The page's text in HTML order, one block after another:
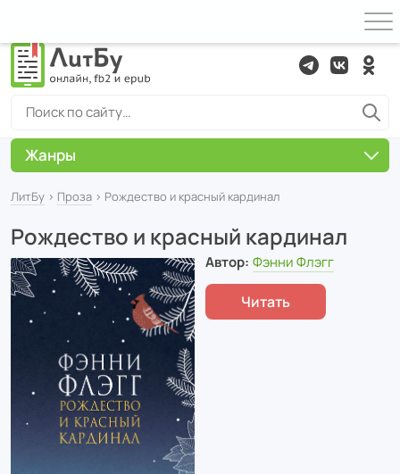
ЛитБу › Проза › Рождество и красный кардинал
Рождество и красный кардинал
Автор: Фэнни Флэгг
Читать
Жанры